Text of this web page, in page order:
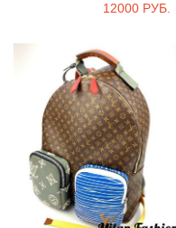
12000 РУБ.